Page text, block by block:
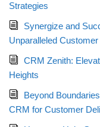
Strategies
Synergize and
Unparalleled
CRM Zenith:
Heights
Beyond
CRM for Customer